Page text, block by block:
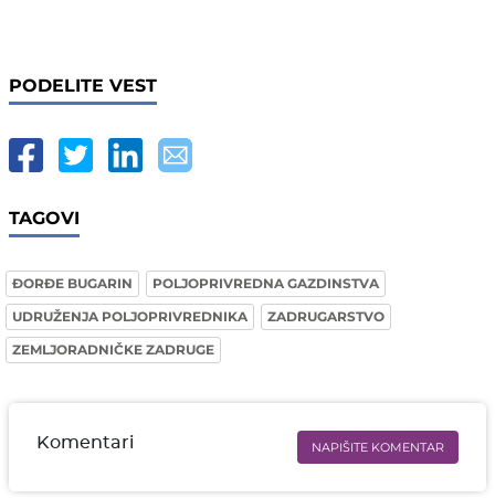
PODELITE VEST
TAGOVI
ĐORĐE BUGARIN
POLJOPRIVREDNA GAZDINSTVA
UDRUŽENJA POLJOPRIVREDNIKA
ZADRUGARSTVO
ZEMLJORADNIČKE ZADRUGE
Komentari NAPIŠITE KOMENTAR